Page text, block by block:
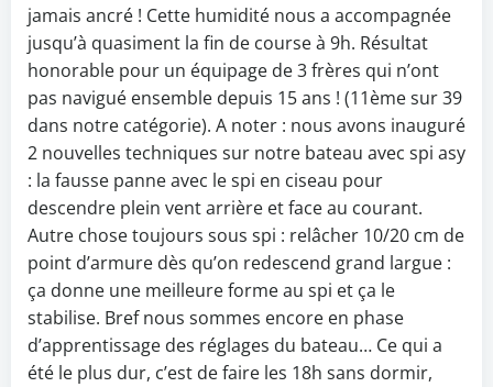
jamais ancré ! Cette humidité nous a accompagnée
jusqu’à quasiment la fin de course à 9h. Résultat
honorable pour un équipage de 3 frères qui n’ont
pas navigué ensemble depuis 15 ans ! (11ème sur 39
dans notre catégorie). A noter : nous avons inauguré
2 nouvelles techniques sur notre bateau avec spi asy
: la fausse panne avec le spi en ciseau pour
descendre plein vent arrière et face au courant.
Autre chose toujours sous spi : relâcher 10/20 cm de
point d’armure dès qu’on redescend grand largue :
ça donne une meilleure forme au spi et ça le
stabilise. Bref nous sommes encore en phase
d’apprentissage des réglages du bateau… Ce qui a
été le plus dur, c’est de faire les 18h sans dormir,